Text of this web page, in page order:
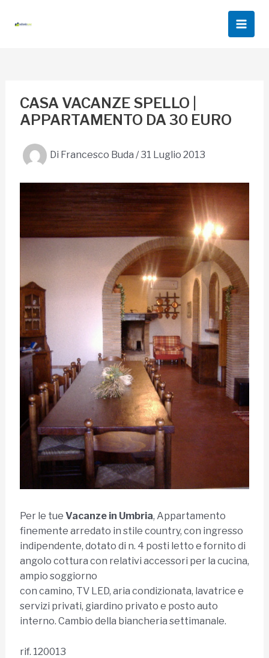
Main
CASA VACANZE SPELLO |
APPARTAMENTO DA 30 EURO
Di Francesco Buda /31 Luglio 2013
Per le tue Vacanze in Umbria, Appartamento
finemente arredato in stile country, con ingresso
indipendente, dotato di n. 4 posti letto e fornito di
angolo cottura con relativi accessori per la cucina,
ampio soggiorno
con camino, TV LED, aria condizionata, lavatrice e
servizi privati, giardino privato e posto auto
interno. Cambio della biancheria settimanale.
rif. 120013